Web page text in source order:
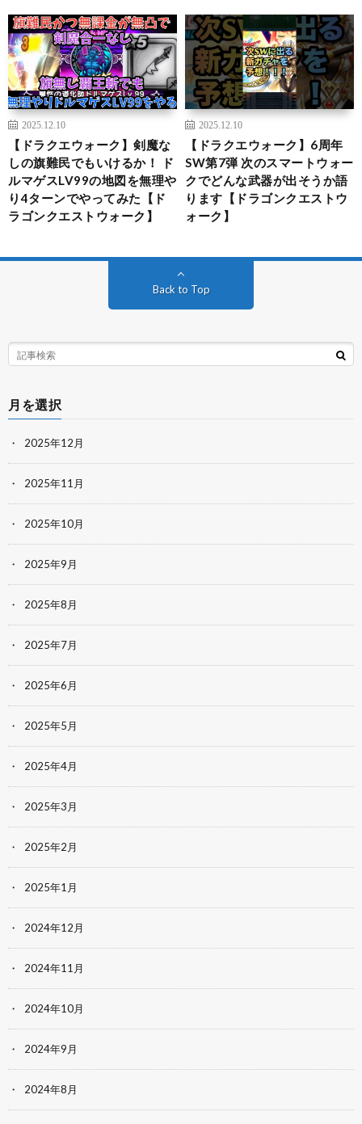
2025.12.10
【ドラクエウォーク】剣魔な
しの旗難民でもいけるか！ ド
ルマゲスLV99の地図を無理や
り4ターンでやってみた【ド
ラゴンクエストウォーク】
2025.12.10
【ドラクエウォーク】6周年
SW第7弾 次のスマートウォー
クでどんな武器が出そうか語
ります【ドラゴンクエストウ
ォーク】
Back to Top
月を選択
2025年12月
2025年11月
2025年10月
2025年9月
2025年8月
2025年7月
2025年6月
2025年5月
2025年4月
2025年3月
2025年2月
2025年1月
2024年12月
2024年11月
2024年10月
2024年9月
2024年8月